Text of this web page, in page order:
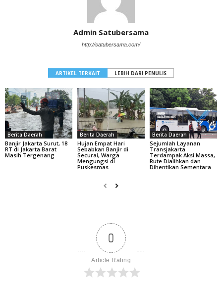
Admin Satubersama
http://satubersama.com/
ARTIKEL TERKAIT LEBIH DARI PENULIS
Berita Daerah
Banjir Jakarta Surut, 18
RT di Jakarta Barat
Masih Tergenang
Berita Daerah
Hujan Empat Hari
Sebabkan Banjir di
Securai, Warga
Mengungsi di
Puskesmas
Berita Daerah
Sejumlah Layanan
Transjakarta
Terdampak Aksi Massa,
Rute Dialihkan dan
Dihentikan Sementara
0
Article Rating